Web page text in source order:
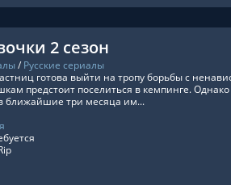
2 сезон
/ Русские сериалы
готова выйти на тропу борьбы с
предстоит поселиться в кемпинге.
ближайшие три месяца им...